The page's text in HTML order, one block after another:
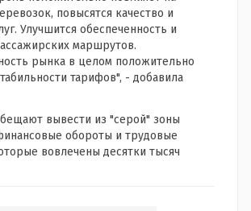
повысятся качество и
Улучшится обеспеченность и
маршрутов.
рынка в целом положительно
тарифов", - добавила
вывести из "серой" зоны
обороты и трудовые
вовлечены десятки тысяч